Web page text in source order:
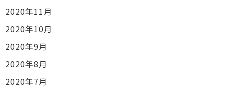
2020年11月
2020年10月
2020年9月
2020年8月
2020年7月